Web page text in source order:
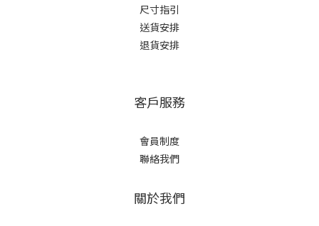
尺寸指引
送貨安排
退貨安排
客戶服務
會員制度
聯絡我們
關於我們